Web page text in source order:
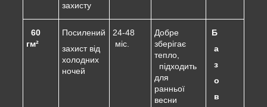
захисту
60
гм²
Посилений
захист від
холодних
ночей
24-48
міс.
Добре
зберігає
тепло,
підходить
для
ранньої
весни
Б
а
з
о
в